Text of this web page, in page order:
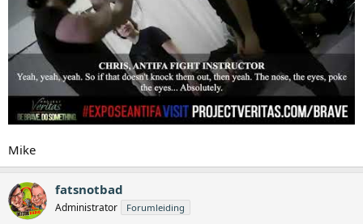
Mike
fatsnotbad
Administrator Forumleiding